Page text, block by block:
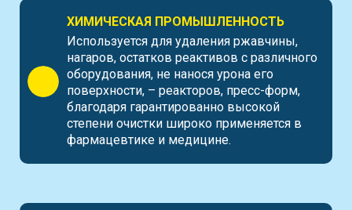
ХИМИЧЕСКАЯ ПРОМЫШЛЕННОСТЬ
Используется для удаления ржавчины,
нагаров, остатков реактивов с различного
оборудования, не нанося урона его
поверхности, – реакторов, пресс-форм,
благодаря гарантированно высокой
степени очистки широко применяется в
фармацевтике и медицине.